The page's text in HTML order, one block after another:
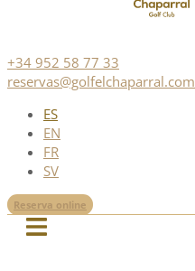
+34 952 58 77 33
reservas@golfelchaparral.com
ES
EN
FR
SV
Reserva online